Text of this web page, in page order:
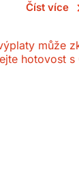
Číst více